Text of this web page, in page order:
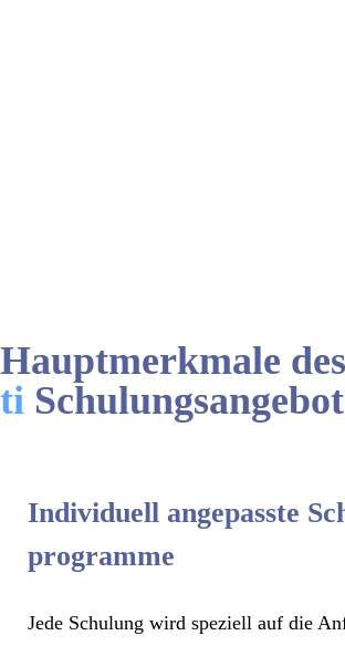
Haupt­merkmale des
ti
Individuell angepasste
programme
Jede Schulung wird speziell auf die